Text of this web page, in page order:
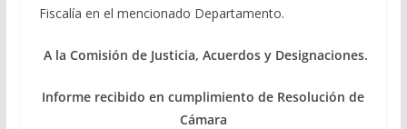
Fiscalía en el mencionado Departamento.
A la Comisión de Justicia, Acuerdos y Designaciones.
Informe recibido en cumplimiento de Resolución de
Cámara